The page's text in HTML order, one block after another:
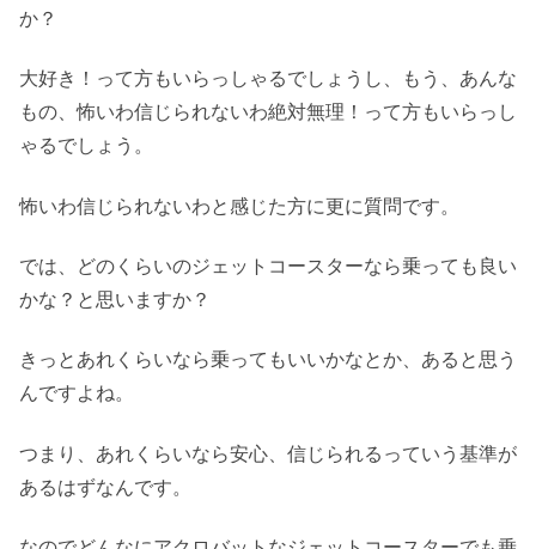
か？
大好き！って方もいらっしゃるでしょうし、もう、あんな
もの、怖いわ信じられないわ絶対無理！って方もいらっし
ゃるでしょう。
怖いわ信じられないわと感じた方に更に質問です。
では、どのくらいのジェットコースターなら乗っても良い
かな？と思いますか？
きっとあれくらいなら乗ってもいいかなとか、あると思う
んですよね。
つまり、あれくらいなら安心、信じられるっていう基準が
あるはずなんです。